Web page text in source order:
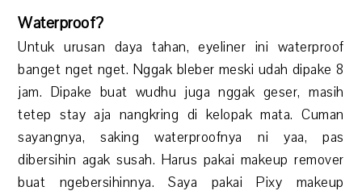
Waterproof?
Untuk urusan daya tahan, eyeliner ini waterproof
banget nget nget. Nggak bleber meski udah dipake 8
jam. Dipake buat wudhu juga nggak geser, masih
tetep stay aja nangkring di kelopak mata. Cuman
sayangnya, saking waterproofnya ni yaa, pas
dibersihin agak susah. Harus pakai makeup remover
buat ngebersihinnya. Saya pakai Pixy makeup